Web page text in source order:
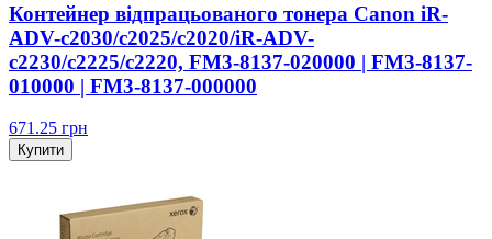
Контейнер відпрацьованого тонера Canon iR-
ADV-c2030/c2025/c2020/iR-ADV-
c2230/c2225/c2220, FM3-8137-020000 | FM3-8137-
010000 | FM3-8137-000000
671.25 грн
Купити